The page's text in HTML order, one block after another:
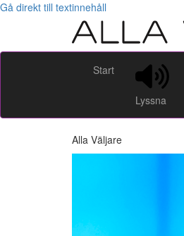
Gå direkt till textinnehåll
Start
Lyssna
Alla Väljare